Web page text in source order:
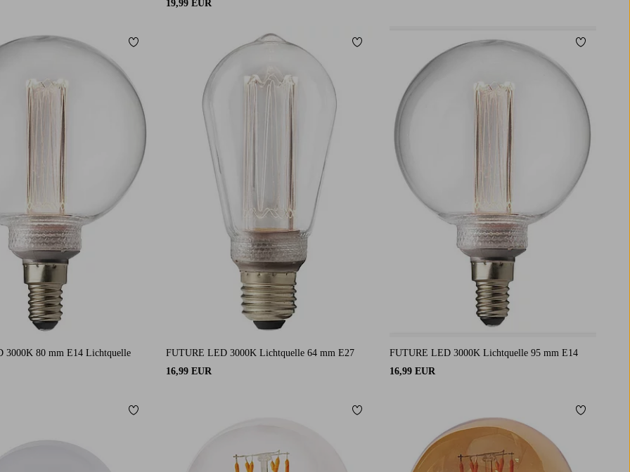
19,99 EUR
3000K 80 mm E14 Lichtquelle
Zu Favoriten hinzufügen
FUTURE LED 3000K Lichtquelle 64 mm E27
16,99 EUR
Zu Favoriten hinzufügen
FUTURE LED 3000K Lichtquelle 95 mm E14
16,99 EUR
Zu
Zu Favoriten hinzufügen Zu Favoriten hinzufügen Zu